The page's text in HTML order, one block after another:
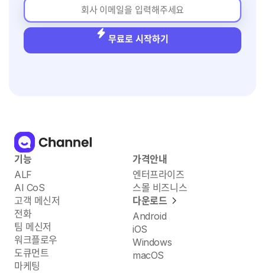
무료로 시작하기
기능
ALF
AI CoS
고객 메신저
전화
팀 메신저
워크플로우
도큐먼트
마케팅
가격안내
엔터프라이즈
스몰 비즈니스
다운로드
Android
iOS
Windows
macOS